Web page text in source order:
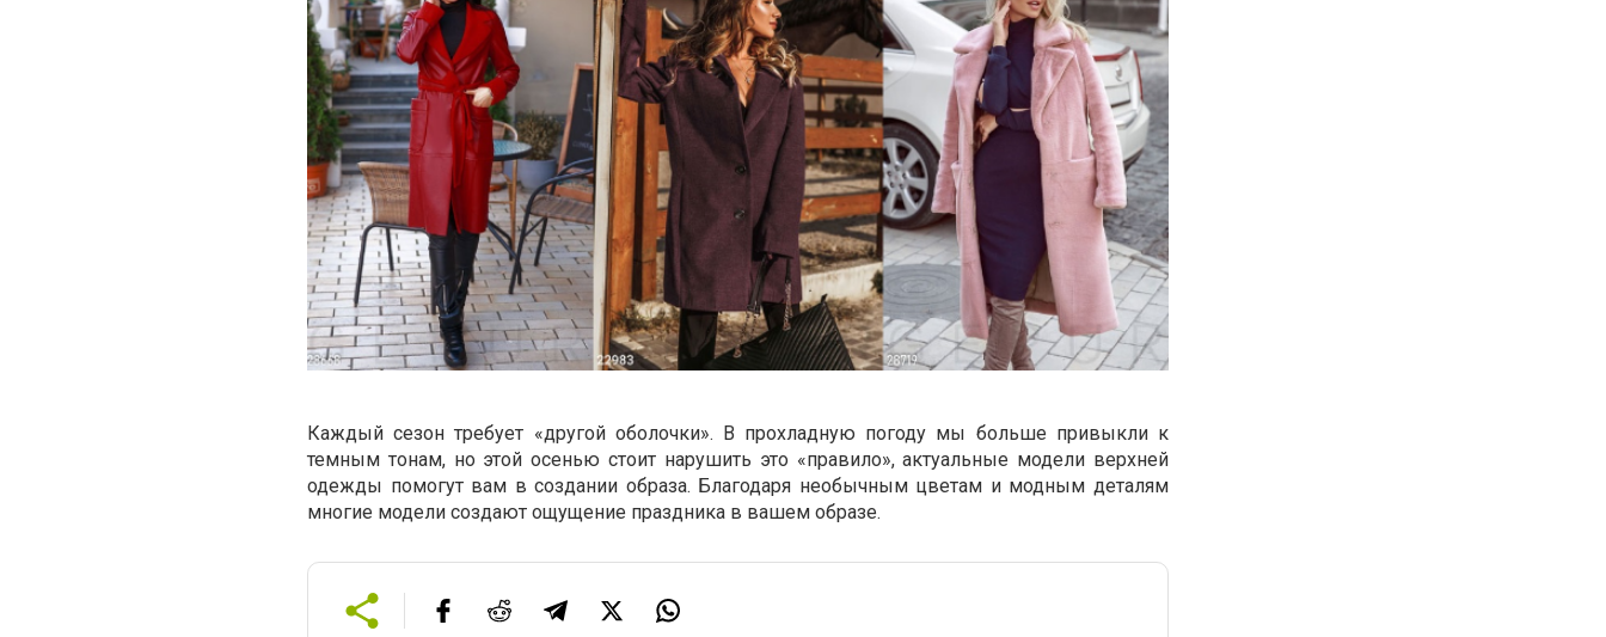
Каждый сезон требует «другой оболочки». В прохладную погоду мы больше привыкли к
темным тонам, но этой осенью стоит нарушить это «правило», актуальные модели верхней
одежды помогут вам в создании образа. Благодаря необычным цветам и модным деталям
многие модели создают ощущение праздника в вашем образе.